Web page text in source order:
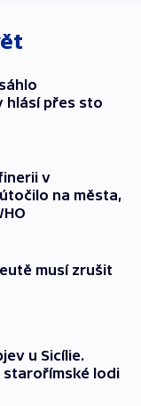
hlásí přes sto
v
na města,
musí zrušit
u Sicílie.
starořímské lodi